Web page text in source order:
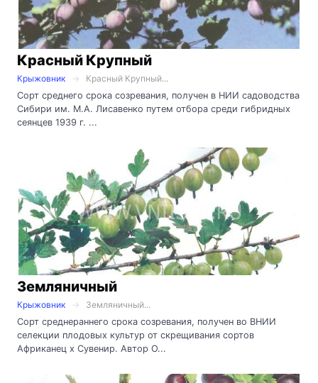
Красный Крупный
Крыжовник
Красный Крупный...
Сорт среднего срока созревания, получен в НИИ садоводства
Сибири им. М.А. Лисавенко путем отбора среди гибридных
сеянцев 1939 г. ...
Земляничный
Крыжовник
Земляничный...
Сорт среднераннего срока созревания, получен во ВНИИ
селекции плодовых культур от скрещивания сортов
Африканец х Сувенир. Автор О...